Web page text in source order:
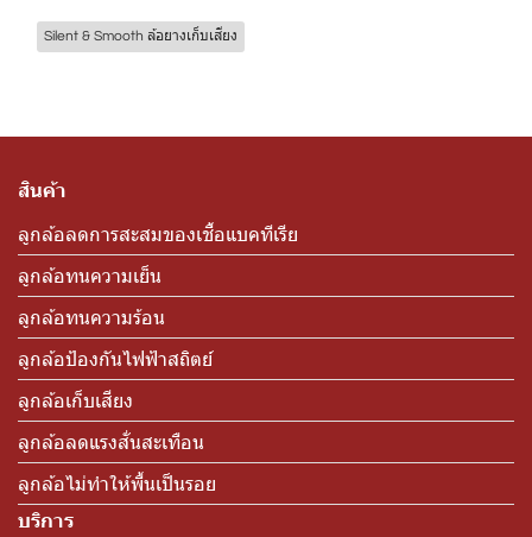
Silent & Smooth ล้อยางเก็บเสียง
สินค้า
ลูกล้อลดการสะสมของเชื้อแบคทีเรีย
ลูกล้อทนความเย็น
ลูกล้อทนความร้อน
ลูกล้อป้องกันไฟฟ้าสถิตย์
ลูกล้อเก็บเสียง
ลูกล้อลดแรงสั่นสะเทือน
ลูกล้อไม่ทำให้พื้นเป็นรอย
บริการ